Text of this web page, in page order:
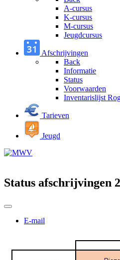
A-cursus
K-cursus
M-cursus
Jeugdcursus
Afschrijvingen
Back
Informatie
Status
Voorwaarden
Inventarislijst
Tarieven
Jeugd
Status afschrijvingen
E-mail